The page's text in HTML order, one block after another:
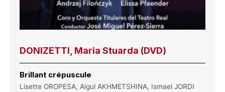
DONIZETTI, Maria Stuarda (DVD)
Brillant crépuscule
Lisette OROPESA, Aigul AKHMETSHINA, Ismael JORDI